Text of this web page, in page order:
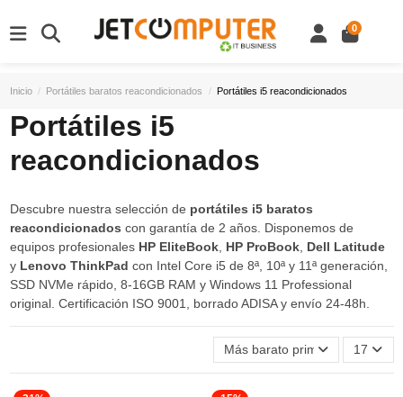
0
Inicio Portátiles baratos reacondicionados Portátiles i5 reacondicionados
Portátiles i5
reacondicionados
Descubre nuestra selección de portátiles i5 baratos
reacondicionados con garantía de 2 años. Disponemos de
equipos profesionales HP EliteBook, HP ProBook, Dell Latitude
y Lenovo ThinkPad con Intel Core i5 de 8ª, 10ª y 11ª generación,
SSD NVMe rápido, 8-16GB RAM y Windows 11 Professional
original. Certificación ISO 9001, borrado ADISA y envío 24-48h.
Más barato primero 17